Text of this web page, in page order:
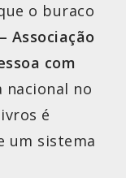
o buraco
– Associação
com
nacional no
é
um sistema